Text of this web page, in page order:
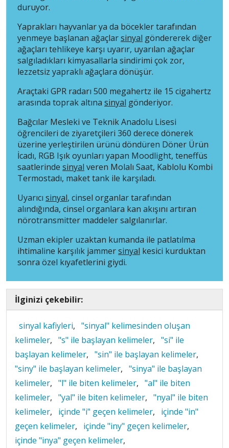
duruyor.
Yaprakları hayvanlar ya da böcekler tarafından
yenmeye başlanan ağaçlarsinyal göndererek diğer
ağaçları tehlikeye karşı uyarır, uyarılan ağaçlar
salgıladıkları kimyasallarla sindirimi çok zor,
lezzetsiz yapraklı ağaçlara dönüşür.
Araçtaki GPR radarı 500 megahertz ile 15 cigahertz
arasında toprak altına sinyal gönderiyor.
Bağcılar Mesleki ve Teknik Anadolu Lisesi
öğrencileri de ziyaretçileri 360 derece dönerek
üzerine yerleştirilen ürünü döndüren Döner Ürün
İcadı, RGB Işık oyunları yapan Moodlight, teneffüs
saatlerinde sinyal veren Molalı Saat, Kablolu Kombi
Termostadı, maket tank ile karşıladı.
Uyarıcı sinyal, cinsel organlar tarafından
alındığında, cinsel organlara kan akışını artıran
nörotransmitter maddeler salgılanırlar.
Uzman ekipler uzaktan kumanda ile patlatılma
ihtimaline karşılık jammersinyal kesici kurduktan
sonra özel kıyafetlerini giydi.
İlginizi çekebilir:
sinyal kafiyleri, "sinyal" kelimesinden oluşan
kelimeler, "s" ile başlayan kelimeler, "si" ile
başlayan kelimeler, "sin" ile başlayan kelimeler,
"siny" ile başlayan kelimeler, "sinya" ile başlayan
kelimeler, "l" ile biten kelimeler, "al" ile biten
kelimeler, "yal" ile biten kelimeler, "nyal" ile biten
kelimeler, içinde "i" geçen kelimeler,
içinde "in"
geçen kelimeler, içinde "iny" geçen kelimeler,
içinde "inya" geçen kelimeler,